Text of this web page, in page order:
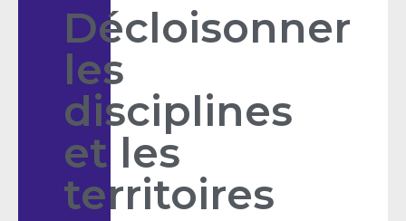
Décloisonner
les
disciplines
et les
territoires